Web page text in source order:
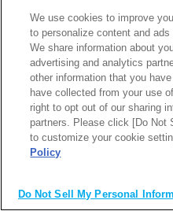
ライン作業
テレマーケティン
化学
ＩＴ系
事務・管理系
販売・サービス系
We use cookies to improve
to personalize content and
We share information about
advertising and analytics
other information that you
have collected from your use
right to opt out of our sharing
partners. Please click [Do Not
to customize your cookie
Policy
Do Not Sell My Personal